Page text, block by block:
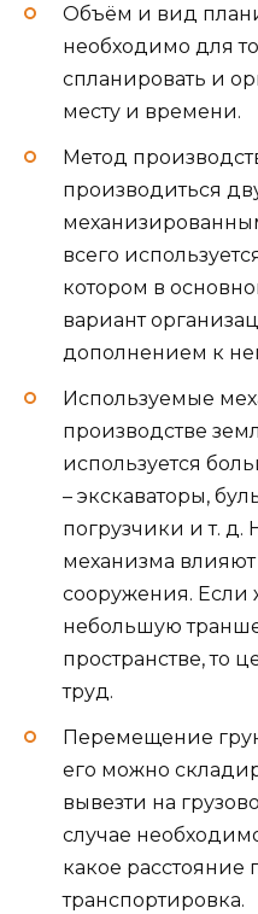
Объём и вид
необходимо для
спланировать и
месту и времени.
Метод
производиться
всего
котором в
вариант
дополнением к
Используемые
производстве
используется
– экскаваторы,
погрузчики и т. д.
механизма
сооружения. Если
небольшую
пространстве, то
труд.
Перемещение
его можно
вывезти на
случае
какое расстояние
транспортировка.